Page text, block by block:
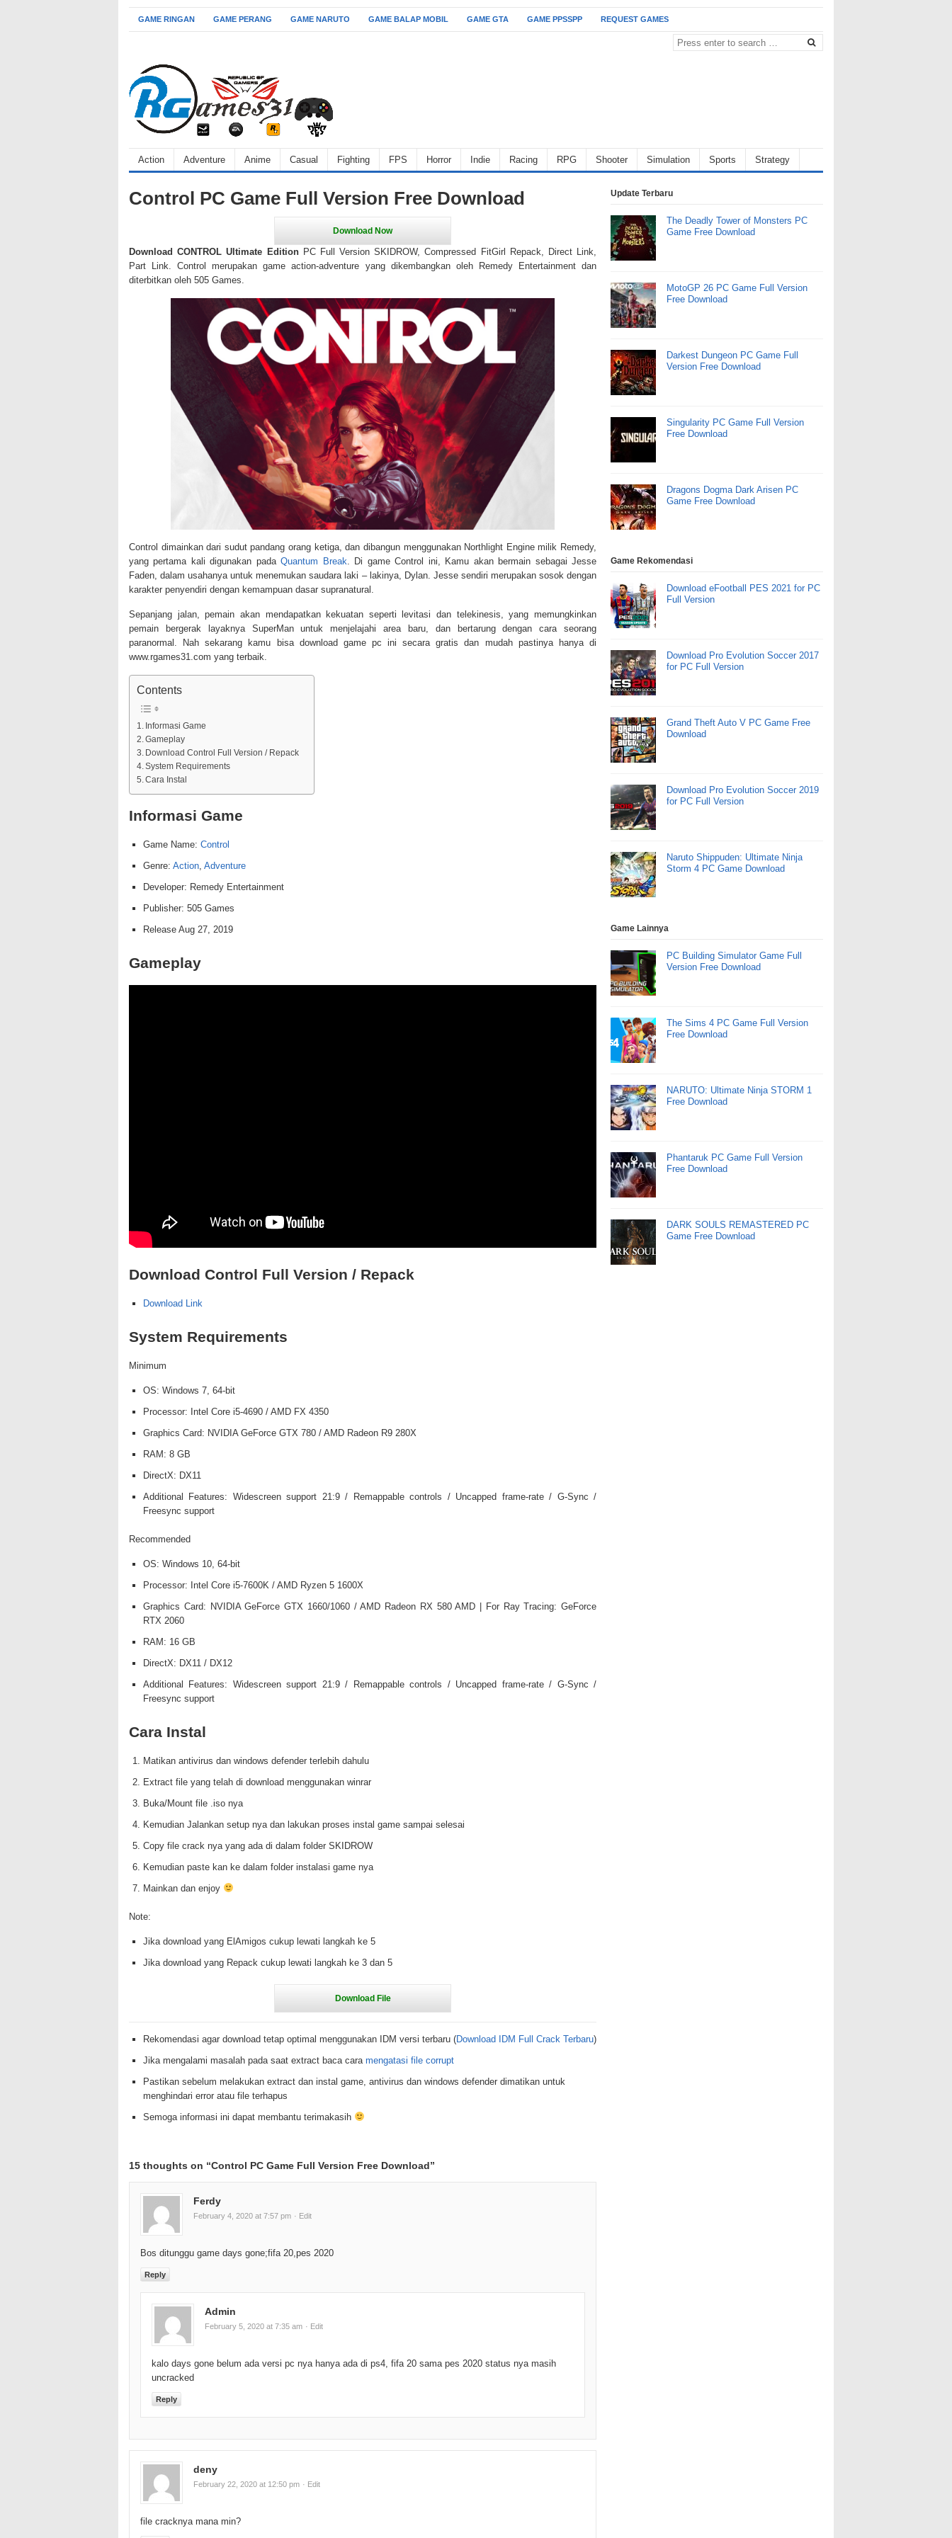
GAME RINGAN GAME PERANG GAME NARUTO GAME BALAP MOBIL GAME GTA GAME PPSSPP REQUEST GAMES
Action Adventure Anime Casual Fighting FPS Horror Indie Racing RPG Shooter Simulation Sports Strategy
Control PC Game Full Version Free Download
Download CONTROL Ultimate EditionPC Full Version SKIDROW, Compressed FitGirl Repack, Direct Link,
Part Link. Control merupakan game action-adventure yang dikembangkan oleh Remedy Entertainment dan
diterbitkan oleh 505 Games.
Control dimainkan dari sudut pandang orang ketiga, dan dibangun menggunakan Northlight Engine milik Remedy,
yang pertama kali digunakan padaQuantum Break. Di game Control ini, Kamu akan bermain sebagai Jesse
Faden, dalam usahanya untuk menemukan saudara laki – lakinya, Dylan. Jesse sendiri merupakan sosok dengan
karakter penyendiri dengan kemampuan dasar supranatural.
Sepanjang jalan, pemain akan mendapatkan kekuatan seperti levitasi dan telekinesis, yang memungkinkan
pemain bergerak layaknya SuperMan untuk menjelajahi area baru, dan bertarung dengan cara seorang
paranormal. Nah sekarang kamu bisa download game pc ini secara gratis dan mudah pastinya hanya di
www.rgames31.com yang terbaik.
Contents
Informasi Game
Gameplay
Download Control Full Version / Repack
System Requirements
Cara Instal
Informasi Game
Game Name: Control
Genre: Action, Adventure
Developer: Remedy Entertainment
Publisher: 505 Games
Release Aug 27, 2019
Gameplay
Download Control Full Version / Repack
Download Link
System Requirements
Minimum
OS: Windows 7, 64-bit
Processor: Intel Core i5-4690 / AMD FX 4350
Graphics Card: NVIDIA GeForce GTX 780 / AMD Radeon R9 280X
RAM: 8 GB
DirectX: DX11
Additional Features: Widescreen support 21:9 / Remappable controls / Uncapped frame-rate / G-Sync /
Freesync support
Recommended
OS: Windows 10, 64-bit
Processor: Intel Core i5-7600K / AMD Ryzen 5 1600X
Graphics Card: NVIDIA GeForce GTX 1660/1060 / AMD Radeon RX 580 AMD | For Ray Tracing: GeForce
RTX 2060
RAM: 16 GB
DirectX: DX11 / DX12
Additional Features: Widescreen support 21:9 / Remappable controls / Uncapped frame-rate / G-Sync /
Freesync support
Cara Instal
Matikan antivirus dan windows defender terlebih dahulu
Extract file yang telah di download menggunakan winrar
Buka/Mount file .iso nya
Kemudian Jalankan setup nya dan lakukan proses instal game sampai selesai
Copy file crack nya yang ada di dalam folder SKIDROW
Kemudian paste kan ke dalam folder instalasi game nya
Mainkan dan enjoy
Note:
Jika download yang ElAmigos cukup lewati langkah ke 5
Jika download yang Repack cukup lewati langkah ke 3 dan 5
Rekomendasi agar download tetap optimal menggunakan IDM versi terbaru (Download IDM Full Crack Terbaru)
Jika mengalami masalah pada saat extract baca cara mengatasi file corrupt
Pastikan sebelum melakukan extract dan instal game, antivirus dan windows defender dimatikan untuk
menghindari error atau file terhapus
Semoga informasi ini dapat membantu terimakasih
15 thoughts on “Control PC Game Full Version Free Download”
Ferdy
February 4, 2020 at 7:57 pm · Edit
Bos ditunggu game days gone;fifa 20,pes 2020
Reply
Admin
February 5, 2020 at 7:35 am · Edit
kalo days gone belum ada versi pc nya hanya ada di ps4, fifa 20 sama pes 2020 status nya masih
uncracked
Reply
deny
February 22, 2020 at 12:50 pm · Edit
file cracknya mana min?
Update Terbaru
The Deadly Tower of Monsters PC
Game Free Download
MotoGP 26 PC Game Full Version
Free Download
Darkest Dungeon PC Game Full
Version Free Download
Singularity PC Game Full Version
Free Download
Dragons Dogma Dark Arisen PC
Game Free Download
Game Rekomendasi
Download eFootball PES 2021 for PC
Full Version
Download Pro Evolution Soccer 2017
for PC Full Version
Grand Theft Auto V PC Game Free
Download
Download Pro Evolution Soccer 2019
for PC Full Version
Naruto Shippuden: Ultimate Ninja
Storm 4 PC Game Download
Game Lainnya
PC Building Simulator Game Full
Version Free Download
The Sims 4 PC Game Full Version
Free Download
NARUTO: Ultimate Ninja STORM 1
Free Download
Phantaruk PC Game Full Version
Free Download
DARK SOULS REMASTERED PC
Game Free Download